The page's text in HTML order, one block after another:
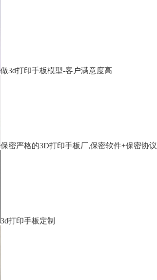
做3d打印手板模型-客户满意度高
保密严格的3D打印手板厂,保密软件+保密协议
3d打印手板定制